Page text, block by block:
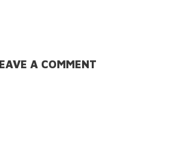
A COMMENT